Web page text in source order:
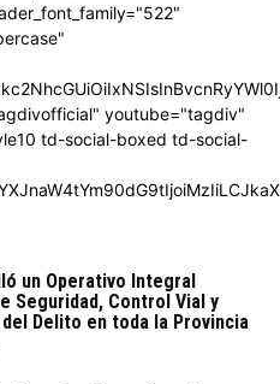
youtube="tagdiv"
td-social-boxed td-social-
un Operativo Integral
Seguridad, Control Vial y
Delito en toda la Provincia